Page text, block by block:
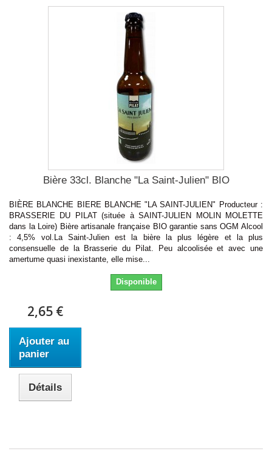
Bière 33cl. Blanche "La Saint-Julien" BIO
BIÈRE BLANCHE BIERE BLANCHE "LA SAINT-JULIEN" Producteur :
BRASSERIE DU PILAT (située à SAINT-JULIEN MOLIN MOLETTE
dans la Loire) Bière artisanale française BIO garantie sans OGM Alcool
: 4,5% vol.La Saint-Julien est la bière la plus légère et la plus
consensuelle de la Brasserie du Pilat. Peu alcoolisée et avec une
amertume quasi inexistante, elle mise...
Disponible
2,65 €
Ajouter au
panier
Détails